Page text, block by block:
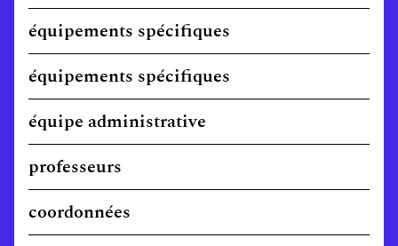
équipements spécifiques
équipements spécifiques
équipe administrative
professeurs
coordonnées